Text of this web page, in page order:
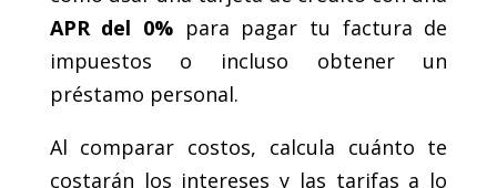
APR del 0% para pagar tu factura de
impuestos o incluso obtener un
préstamo personal.
Al comparar costos, calcula cuánto te
costarán los intereses y las tarifas a lo